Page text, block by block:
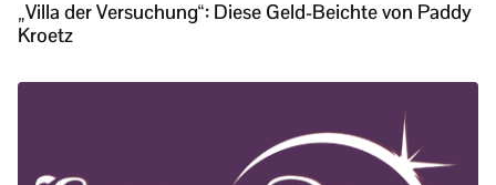
„Villa der Versuchung“: Diese Geld-Beichte von Paddy
Kroetz